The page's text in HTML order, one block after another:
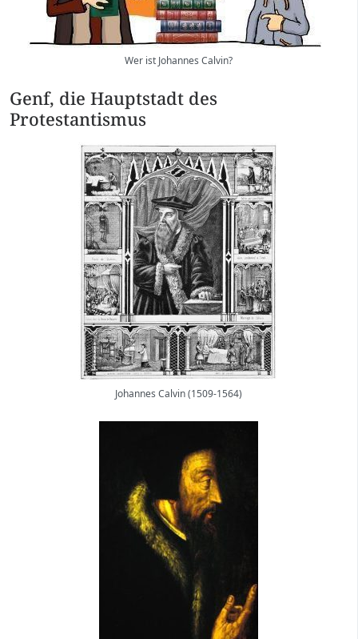
Wer ist Johannes Calvin?
Genf, die Hauptstadt des
Protestantismus
Johannes Calvin (1509-1564)